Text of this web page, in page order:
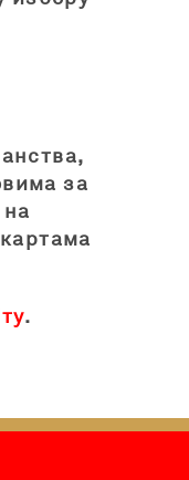
за
.